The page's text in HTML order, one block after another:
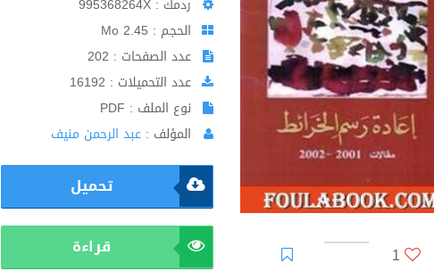
1
ردمك : 995368264X
الحجم : 2.45 Mo
عدد الصفحات : 202
عدد التحميلات : 16192
نوع الملف : PDF
المؤلف : عبد الرحمن منيف
تحميل
قراءة